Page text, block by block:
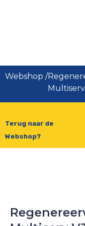
Webshop /
Terug naar de
Webshop?